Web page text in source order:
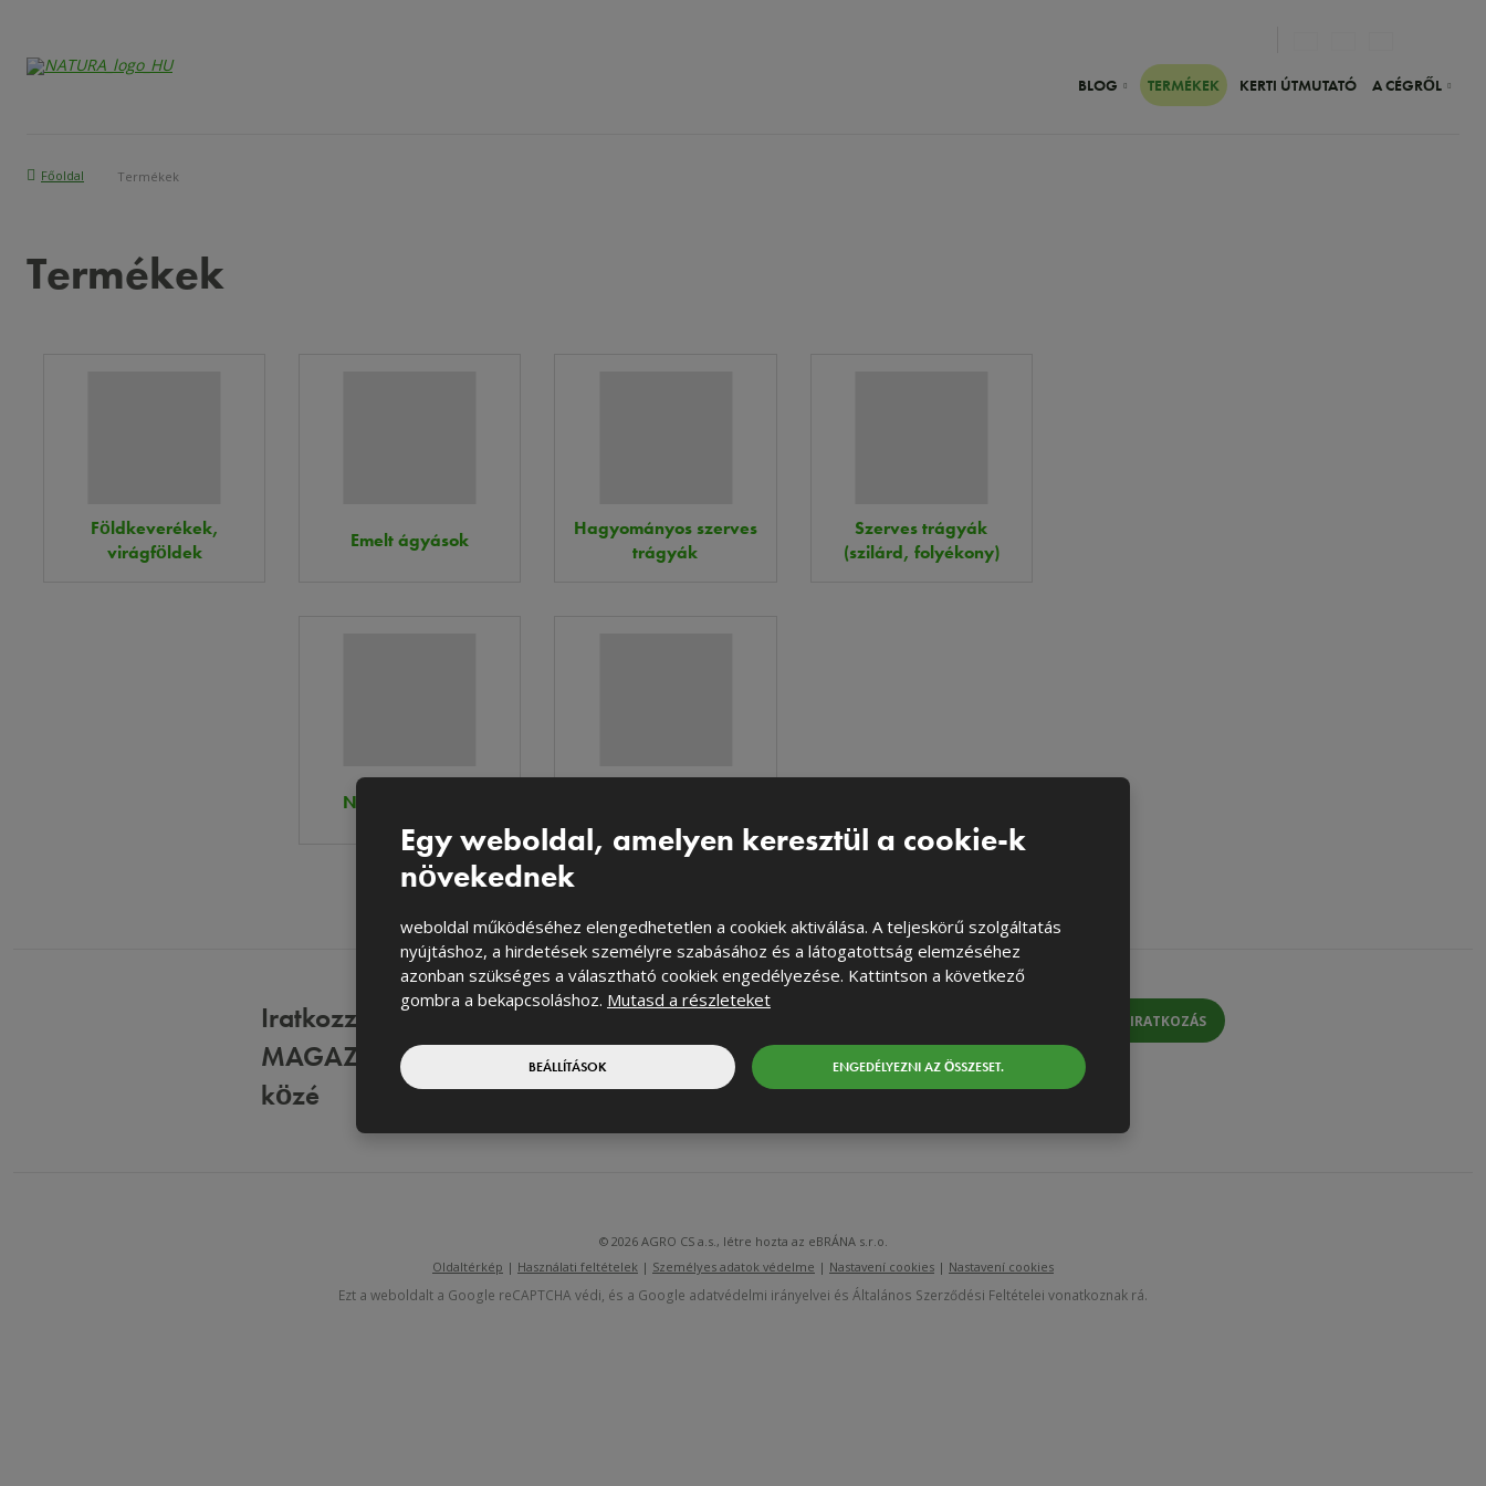
BLOG TERMÉKEK KERTI ÚTMUTATÓ A CÉGRŐL
Főoldal Termékek
Termékek
Földkeverékek,
virágföldek
Emelt ágyások
Hagyományos szerves
trágyák
Szerves trágyák
(szilárd, folyékony)
Növényvédelem
HÍRLEVÉL
Iratkozzál fel a
MAGAZINUNK olvasóink
közé
Souhlasím
údajů.
Souhlasím se zpracováním osobních údajů
HÍRLEVÉL FELIRATKOZÁS
Nem
© 2026 AGRO CS a.s., létre hozta az eBRÁNA s.r.o.
Oldaltérkép | Használati feltételek | Személyes adatok védelme | Nastavení cookies | Nastavení cookies
Ezt a weboldalt a Google reCAPTCHA védi, és a Google adatvédelmi irányelvei és Általános Szerződési Feltételei vonatkoznak rá.
Egy weboldal, amelyen keresztül a cookie-k
növekednek
weboldal működéséhez elengedhetetlen a cookiek aktiválása. A teljeskörű szolgáltatás
nyújtáshoz, a hirdetések személyre szabásához és a látogatottság elemzéséhez
azonban szükséges a választható cookiek engedélyezése. Kattintson a következő
gombra a bekapcsoláshoz. Mutasd a részleteket
BEÁLLÍTÁSOK ENGEDÉLYEZNI AZ ÖSSZESET.